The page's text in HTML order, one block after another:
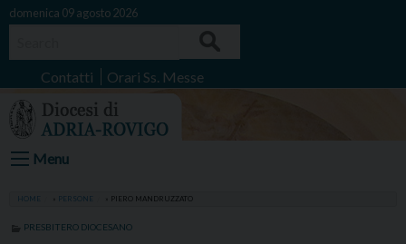
Skip
domenica 09 agosto 2026
Contatti Orari Ss. Messe
Menu
HOME PERSONE PIERO MANDRUZZATO
PRESBITERO DIOCESANO